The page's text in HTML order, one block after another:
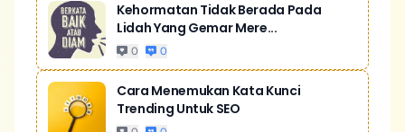
Kehormatan Tidak Berada Pada
Lidah Yang Gemar Mere...
0 0
Cara Menemukan Kata Kunci
Trending Untuk SEO